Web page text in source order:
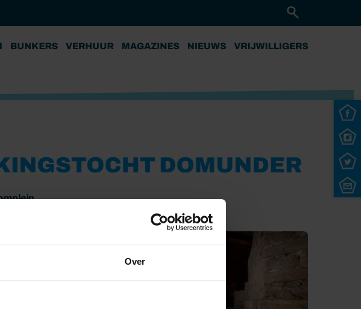
Over
BUNKERS VERHUUR MAGAZINES NIEUWS VRIJWILLIGERS
DOMUNDER
zaklamp